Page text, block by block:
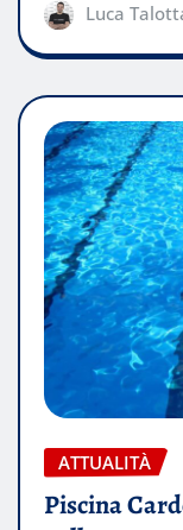
Luca
ATTUALITÀ
Piscina